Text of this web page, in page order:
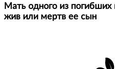
Мать одного из погибших
жив или мертв ее сын